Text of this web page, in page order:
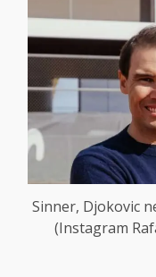
Sinner, Djokovic
(Instagram